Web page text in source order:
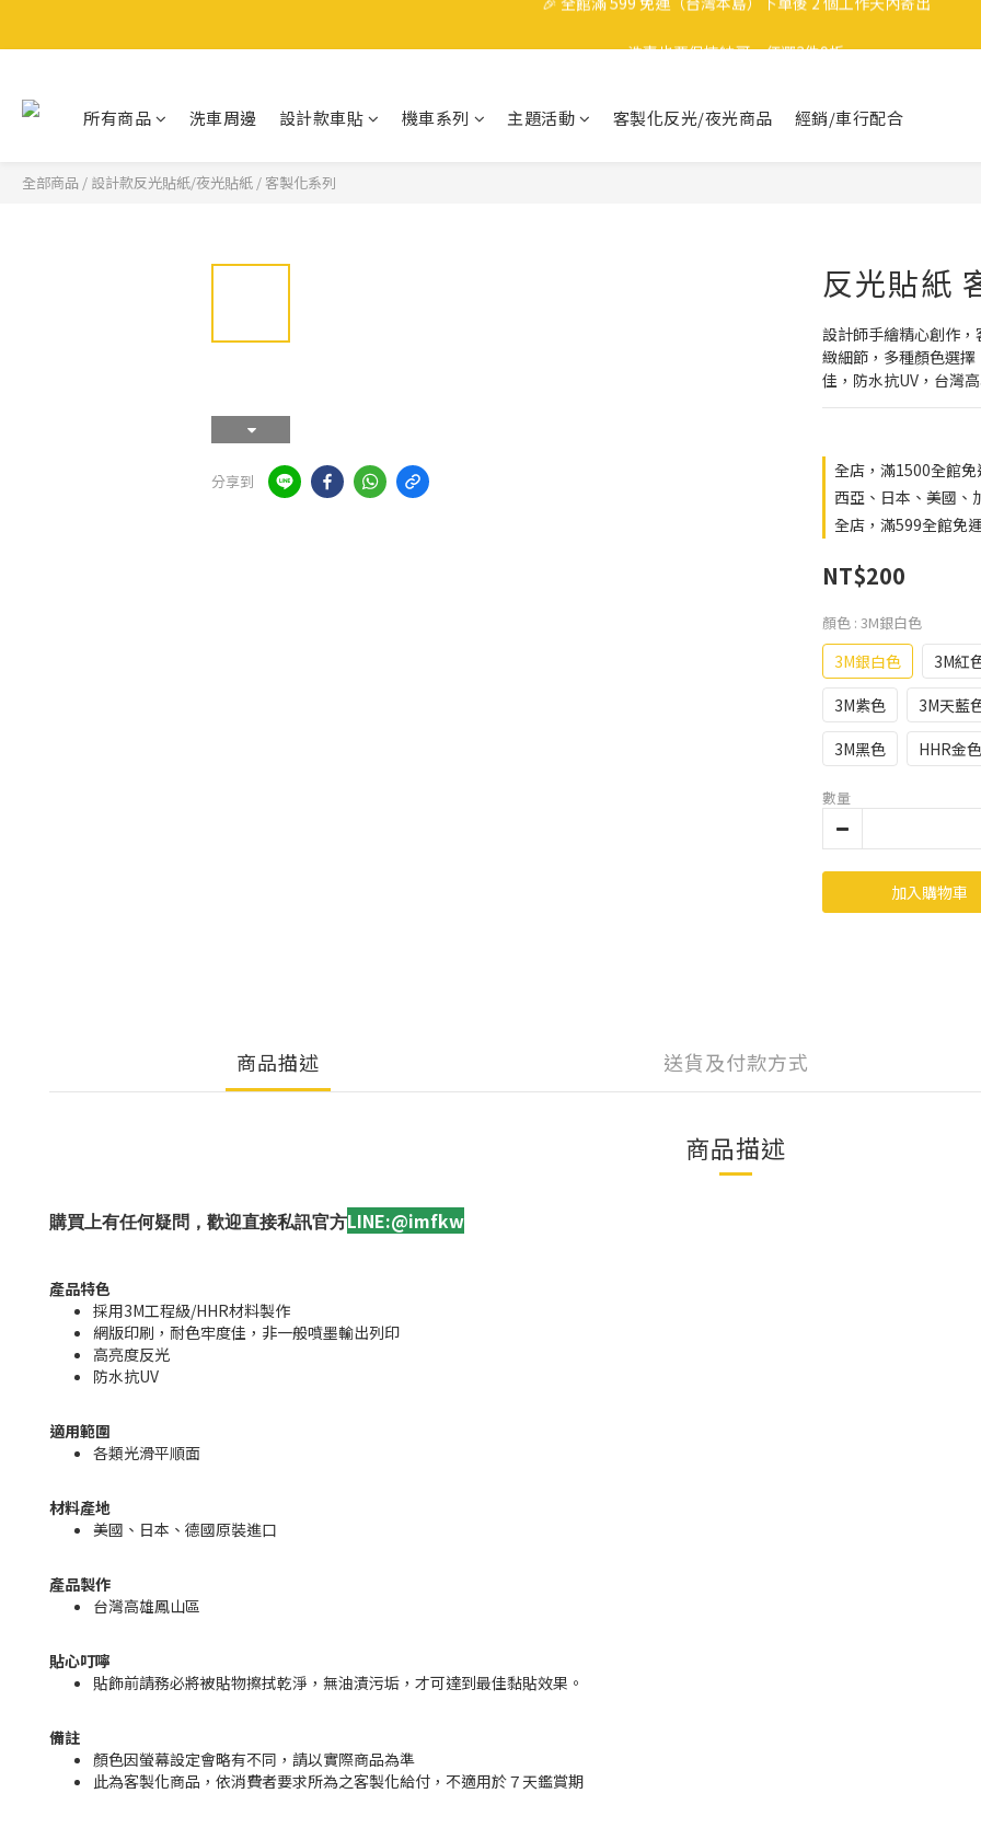
🎉 全館滿 599 免運（台灣本島）下單後 2 個工作天內寄出
所有商品 洗車周邊 設計款車貼 機車系列 主題活動 客製化反光/夜光商品 經銷/車行配合
全部商品 / 設計款反光貼紙/夜光貼紙 / 客製化系列
分享到
反光貼紙
設計師手繪精心創作
緻細節，多種顏色選
佳，防水抗UV，台灣
全店，滿1500全館
西亞、日本、美國、
全店，滿599全館免
NT$200
顏色 : 3M銀白色
3M銀白色
3M紅
3M紫色
3M天藍
3M黑色
HHR金色
數量
加入購物車
商品描述 送貨及付款方式
商品描述
購買上有任何疑問，歡迎直接私訊官方LINE:@imfkw
產品特色
採用3M工程級/HHR材料製作
網版印刷，耐色牢度佳，非一般噴墨輸出列印
高亮度反光
防水抗UV
適用範圍
各類光滑平順面
材料產地
美國、日本、德國原裝進口
產品製作
台灣高雄鳳山區
貼心叮嚀
貼飾前請務必將被貼物擦拭乾淨，無油漬污垢，才可達到最佳黏貼效果。
備註
顏色因螢幕設定會略有不同，請以實際商品為準
此為客製化商品，依消費者要求所為之客製化給付，不適用於７天鑑賞期